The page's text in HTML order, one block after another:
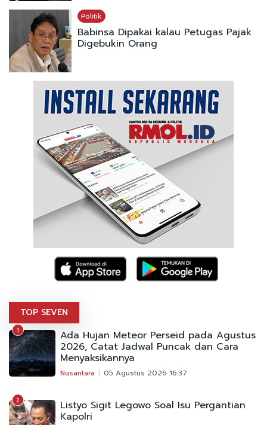
Politik
Babinsa Dipakai kalau Petugas Pajak
Digebukin Orang
TOP SEVEN
1 Ada Hujan Meteor Perseid pada Agustus
2026, Catat Jadwal Puncak dan Cara
Menyaksikannya
Nusantara 05 Agustus 2026 16:37
2 Listyo Sigit Legowo Soal Isu Pergantian
Kapolri